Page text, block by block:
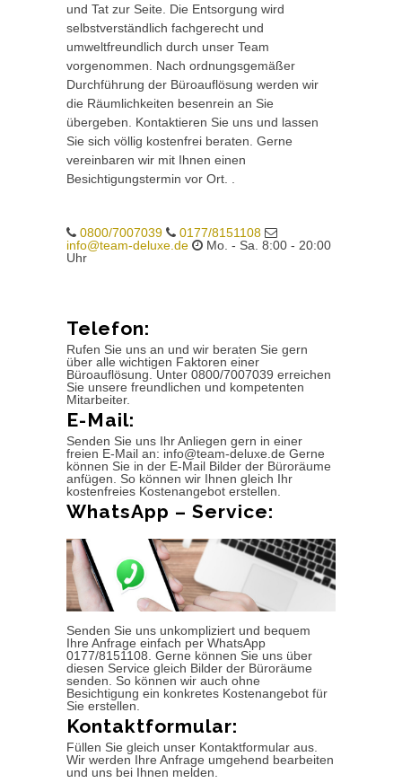
und Tat zur Seite. Die Entsorgung wird
selbstverständlich fachgerecht und
umweltfreundlich durch unser Team
vorgenommen. Nach ordnungsgemäßer
Durchführung der Büroauflösung werden wir
die Räumlichkeiten besenrein an Sie
übergeben. Kontaktieren Sie uns und lassen
Sie sich völlig kostenfrei beraten. Gerne
vereinbaren wir mit Ihnen einen
Besichtigungstermin vor Ort. .
0800/7007039
0177/8151108
info@team-deluxe.de
Mo. - Sa. 8:00 - 20:00
Uhr
Telefon:
Rufen Sie uns an und wir beraten Sie gern
über alle wichtigen Faktoren einer
Büroauflösung. Unter 0800/7007039 erreichen
Sie unsere freundlichen und kompetenten
Mitarbeiter.
E-Mail:
Senden Sie uns Ihr Anliegen gern in einer
freien E-Mail an: info@team-deluxe.de Gerne
können Sie in der E-Mail Bilder der Büroräume
anfügen. So können wir Ihnen gleich Ihr
kostenfreies Kostenangebot erstellen.
WhatsApp – Service:
Senden Sie uns unkompliziert und bequem
Ihre Anfrage einfach per WhatsApp
0177/8151108. Gerne können Sie uns über
diesen Service gleich Bilder der Büroräume
senden. So können wir auch ohne
Besichtigung ein konkretes Kostenangebot für
Sie erstellen.
Kontaktformular:
Füllen Sie gleich unser Kontaktformular aus.
Wir werden Ihre Anfrage umgehend bearbeiten
und uns bei Ihnen melden.